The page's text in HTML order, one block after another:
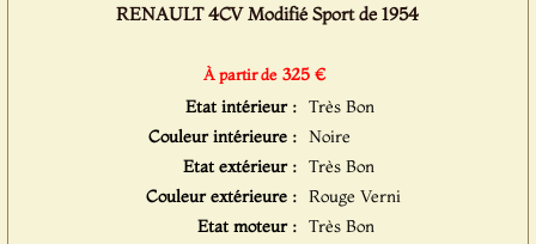
RENAULT 4CV Modifié Sport de 1954
À partir de 325 €
Etat intérieur : Très Bon
Couleur intérieure : Noire
Etat extérieur : Très Bon
Couleur extérieure : Rouge Verni
Etat moteur : Très Bon